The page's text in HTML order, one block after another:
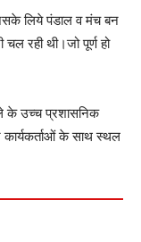
लिये पंडाल व मंच बन
रही थी।जो पूर्ण हो
के उच्च प्रशासनिक
कार्यकर्ताओं के साथ स्थल